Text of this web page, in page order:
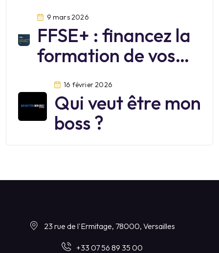
9 mars 2026
FFSE+ : financez la
formation de vos
salariés jusqu’au 30
juin 2026
16 février 2026
Qui veut être mon
boss ?
23 rue de l'Ermitage, 78000, Versailles
+33 07 56 89 35 00